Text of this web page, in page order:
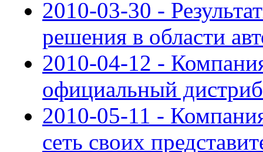
2010-03-30 -
решения в области
2010-04-12 -
официальный
2010-05-11 -
сеть своих